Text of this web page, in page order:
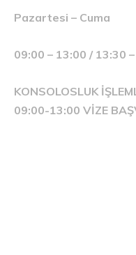
Pazartesi – Cuma
09:00 – 13:00 / 13:30
KONSOLOSLUK
09:00-13:00 VİZE